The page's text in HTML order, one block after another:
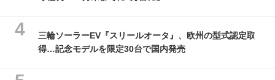
三輪ソーラーEV『スリールオータ』、欧州の型式認定取
得…記念モデルを限定30台で国内発売